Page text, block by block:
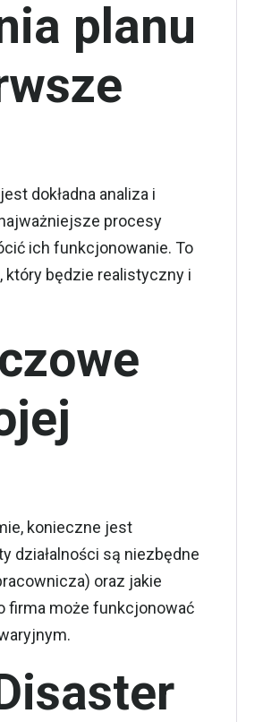
planu
dokładna analiza i
procesy
ich funkcjonowanie. To
który będzie realistyczny i
konieczne jest
działalności są niezbędne
oraz jakie
firma może funkcjonować